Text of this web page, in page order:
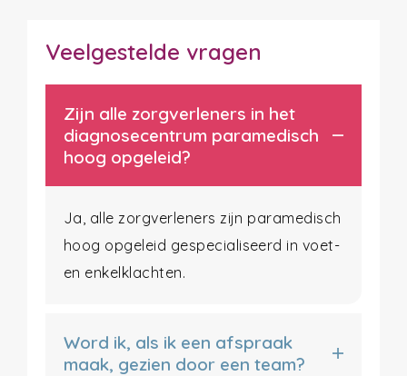
Veelgestelde vragen
Zijn alle zorgverleners in het
diagnosecentrum paramedisch
hoog opgeleid?
Ja, alle zorgverleners zijn paramedisch
hoog opgeleid gespecialiseerd in voet-
en enkelklachten.
Word ik, als ik een afspraak
maak, gezien door een team?